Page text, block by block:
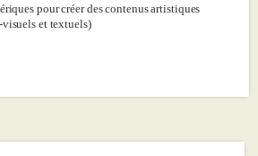
pour créer des contenus artistiques
et textuels)